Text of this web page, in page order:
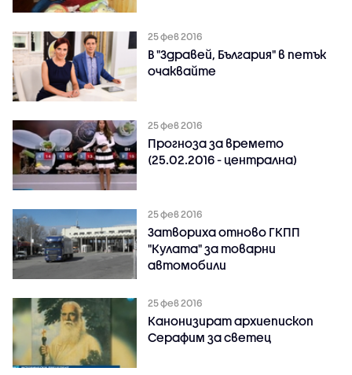
25 фев 2016
В "Здравей, България" в петък
очаквайте
25 фев 2016
Прогноза за времето
(25.02.2016 - централна)
25 фев 2016
Затвориха отново ГКПП
"Кулата" за товарни
автомобили
25 фев 2016
Канонизират архиепископ
Серафим за светец